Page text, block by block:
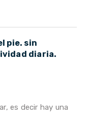
pie. sin
diaria.
es decir hay una